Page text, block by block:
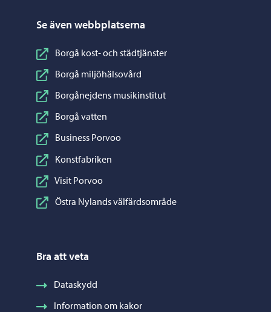
Se även webbplatserna
Borgå kost- och städtjänster
Borgå miljöhälsovård
Borgånejdens musikinstitut
Borgå vatten
Business Porvoo
Konstfabriken
Visit Porvoo
Östra Nylands välfärdsområde
Bra att veta
Dataskydd
Information om kakor